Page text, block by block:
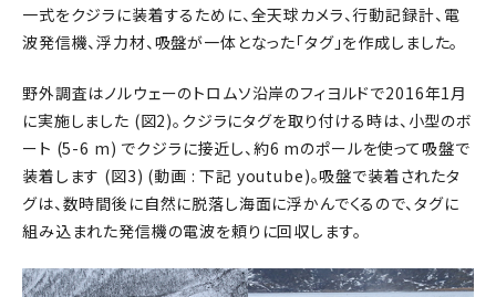
一式をクジラに装着するために、全天球カメラ、行動記録計、電
波発信機、浮力材、吸盤が一体となった「タグ」を作成しました。
野外調査はノルウェーのトロムソ沿岸のフィヨルドで2016年1月
に実施しました (図2)。クジラにタグを取り付ける時は、小型のボ
ート (5-6 m) でクジラに接近し、約6 mのポールを使って吸盤で
装着します (図3) (動画 : 下記 youtube)。吸盤で装着されたタ
グは、数時間後に自然に脱落し海面に浮かんでくるので、タグに
組み込まれた発信機の電波を頼りに回収します。